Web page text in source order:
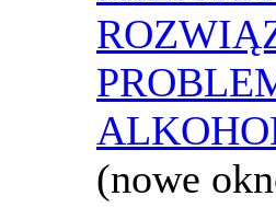
(nowe